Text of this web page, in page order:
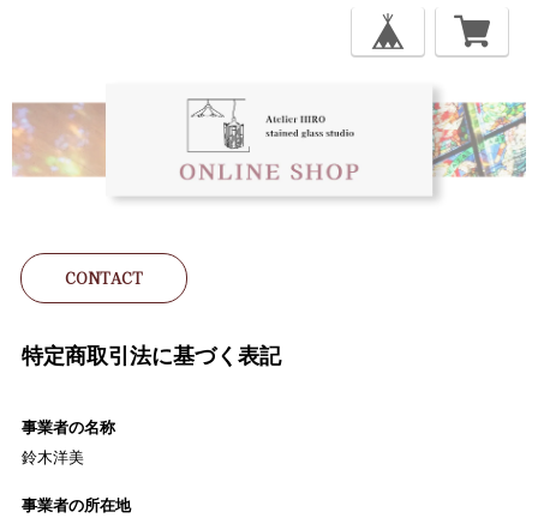
CONTACT
特定商取引法に基づく表記
事業者の名称
鈴木洋美
事業者の所在地